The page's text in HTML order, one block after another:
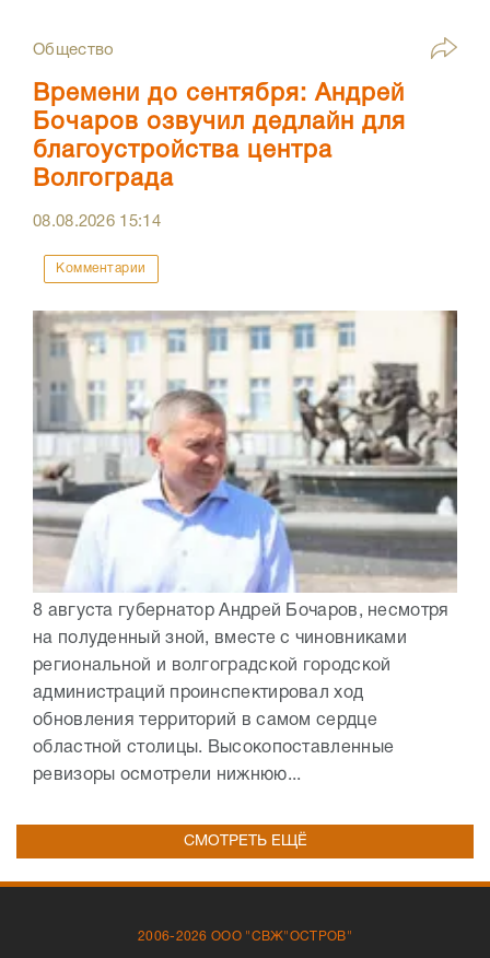
Общество
Времени до сентября: Андрей
Бочаров озвучил дедлайн для
благоустройства центра
Волгограда
08.08.2026 15:14
Комментарии
8 августа губернатор Андрей Бочаров, несмотря
на полуденный зной, вместе с чиновниками
региональной и волгоградской городской
администраций проинспектировал ход
обновления территорий в самом сердце
областной столицы. Высокопоставленные
ревизоры осмотрели нижнюю...
СМОТРЕТЬ ЕЩЁ
2006-2026 ООО "СВЖ"ОСТРОВ"